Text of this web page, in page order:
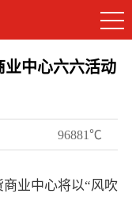
业中心六六活动
96881℃
业中心将以“风吹